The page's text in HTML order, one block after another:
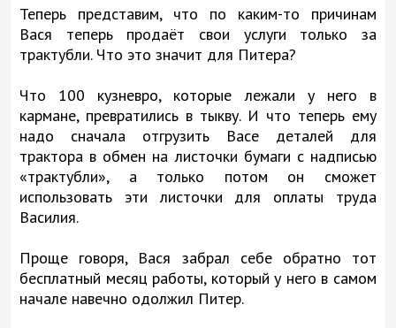
Теперь представим, что по каким-то причинам
Вася теперь продаёт свои услуги только за
трактубли. Что это значит для Питера?
Что 100 кузневро, которые лежали у него в
кармане, превратились в тыкву. И что теперь ему
надо сначала отгрузить Васе деталей для
трактора в обмен на листочки бумаги с надписью
«трактубли», а только потом он сможет
использовать эти листочки для оплаты труда
Василия.
Проще говоря, Вася забрал себе обратно тот
бесплатный месяц работы, который у него в самом
начале навечно одолжил Питер.